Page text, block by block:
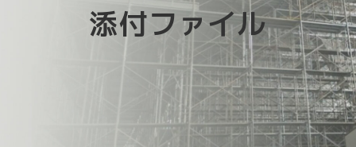
添付ファイル